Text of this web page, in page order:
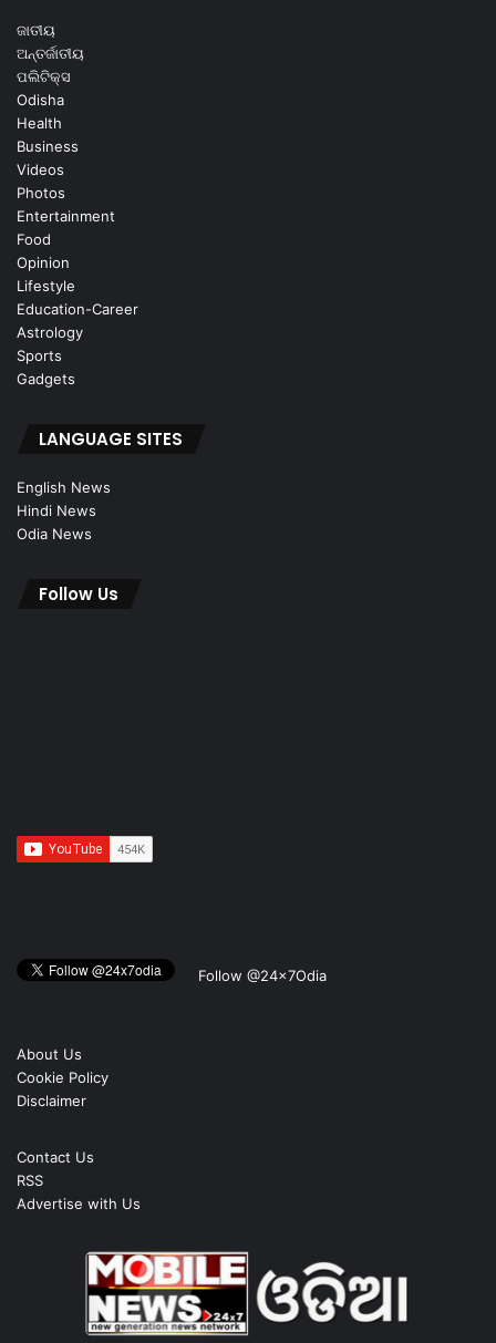
ଜାତୀୟ
ଅନ୍ତର୍ଜାତୀୟ
ପଲିଟିକ୍ସ
Odisha
Health
Business
Videos
Photos
Entertainment
Food
Opinion
Lifestyle
Education-Career
Astrology
Sports
Gadgets
LANGUAGE SITES
English News
Hindi News
Odia News
Follow Us
Follow @24x7Odia
About Us
Cookie Policy
Disclaimer
Contact Us
RSS
Advertise with Us